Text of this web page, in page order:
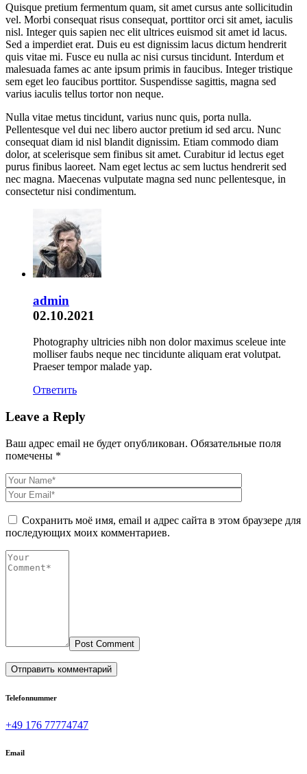
Quisque pretium fermentum quam, sit amet cursus ante sollicitudin
vel. Morbi consequat risus consequat, porttitor orci sit amet, iaculis
nisl. Integer quis sapien nec elit ultrices euismod sit amet id lacus.
Sed a imperdiet erat. Duis eu est dignissim lacus dictum hendrerit
quis vitae mi. Fusce eu nulla ac nisi cursus tincidunt. Interdum et
malesuada fames ac ante ipsum primis in faucibus. Integer tristique
sem eget leo faucibus porttitor. Suspendisse sagittis, magna sed
varius iaculis tellus tortor non neque.
Nulla vitae metus tincidunt, varius nunc quis, porta nulla.
Pellentesque vel dui nec libero auctor pretium id sed arcu. Nunc
consequat diam id nisl blandit dignissim. Etiam commodo diam
dolor, at scelerisque sem finibus sit amet. Curabitur id lectus eget
purus finibus laoreet. Nam eget lectus ac sem luctus hendrerit sed
nec magna. Maecenas vulputate magna sed nunc pellentesque, in
consectetur nisi condimentum.
admin
02.10.2021
Photography ultricies nibh non dolor maximus sceleue inte
molliser faubs neque nec tincidunte aliquam erat volutpat.
Praeser tempor malade yap.
Ответить
Leave a Reply
Ваш адрес email не будет опубликован. Обязательные поля
помечены *
Сохранить моё имя, email и адрес сайта в этом браузере для
последующих моих комментариев.
Post Comment
Telefonnummer
+49 176 77774747
Email